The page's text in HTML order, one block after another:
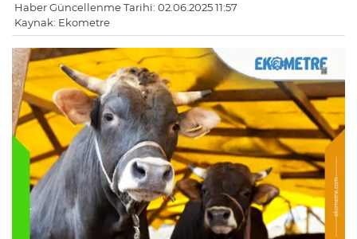
Haber Güncellenme Tarihi: 02.06.2025 11:57
Kaynak: Ekometre